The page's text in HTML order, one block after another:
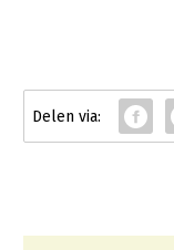
Contact